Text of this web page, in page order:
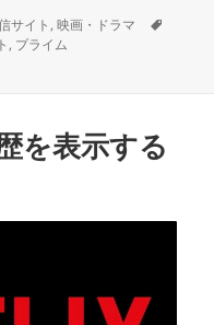
サイト ,映画・ドラマ
, プライム
のまとめ に
を表示する